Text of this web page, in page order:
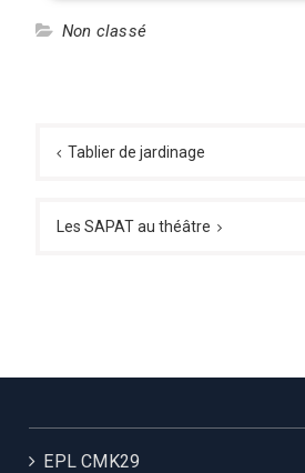
Non classé
Tablier de jardinage
Les SAPAT au théâtre
EPL CMK29